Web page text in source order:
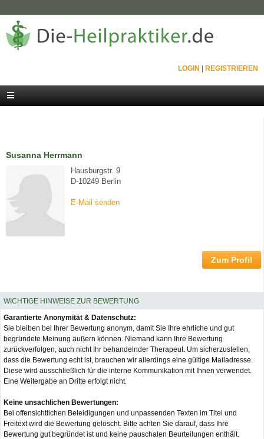
LOGIN REGISTRIEREN
Susanna Herrmann
Hausburgstr. 9
D-10249 Berlin
E-Mail senden
Zum Profil
WICHTIGE HINWEISE ZUR BEWERTUNG
Garantierte Anonymität & Datenschutz:
Sie bleiben bei Ihrer Bewertung anonym, damit Sie Ihre ehrliche und gut
begründete Meinung äußern können. Niemand kann Ihre Bewertung
zurückverfolgen, auch nicht Ihr behandelnder Therapeut. Um sicherzustellen,
dass die Bewertung echt ist, brauchen wir allerdings eine gültige Mailadresse.
Diese wird ausschließlich für die interne Kommunikation mit Ihnen verwendet.
Eine Weitergabe an Dritte erfolgt nicht.
Keine unsachlichen Bewertungen:
Bei offensichtlichen Beleidigungen und unpassenden Texten im Titel und
Freitext wird die Bewertung gelöscht. Bitte achten Sie darauf, dass Ihre
Bewertung gut begründet ist und keine pauschalen Beurteilungen enthält.